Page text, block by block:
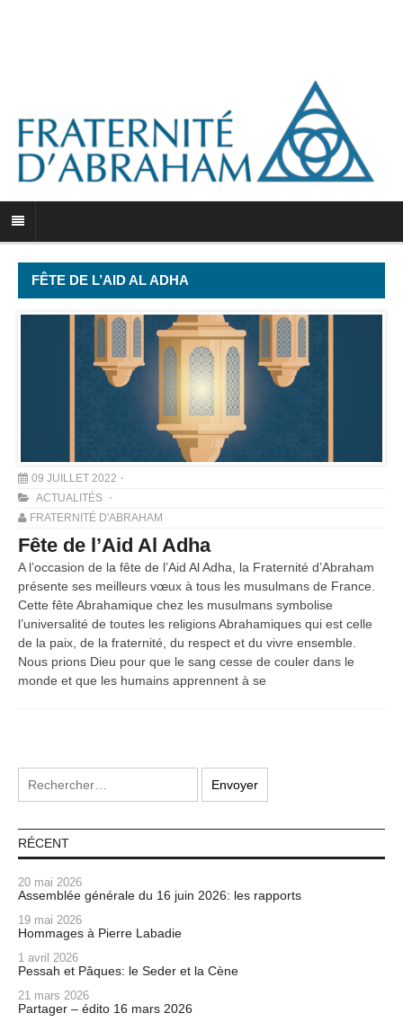
FÊTE DE L’AID AL ADHA
09 JUILLET 2022
ACTUALITÉS
FRATERNITÉ D'ABRAHAM
Fête de l’Aid Al Adha
A l’occasion de la fête de l’Aid Al Adha, la Fraternité d’Abraham
présente ses meilleurs vœux à tous les musulmans de France.
Cette fête Abrahamique chez les musulmans symbolise
l’universalité de toutes les religions Abrahamiques qui est celle
de la paix, de la fraternité, du respect et du vivre ensemble.
Nous prions Dieu pour que le sang cesse de couler dans le
monde et que les humains apprennent à se
RÉCENT
20 mai 2026
Assemblée générale du 16 juin 2026: les rapports
19 mai 2026
Hommages à Pierre Labadie
1 avril 2026
Pessah et Pâques: le Seder et la Cène
21 mars 2026
Partager – édito 16 mars 2026